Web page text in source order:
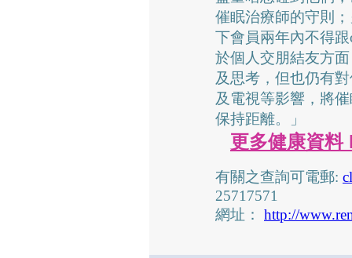
催眠治療師的守則
下會員兩年內不得
於個人交朋結友方
及思考，但也仍有
及電視等影響，將
保持距離。」
更多健康資
有關之查詢可電郵:
25717571
網址： http://